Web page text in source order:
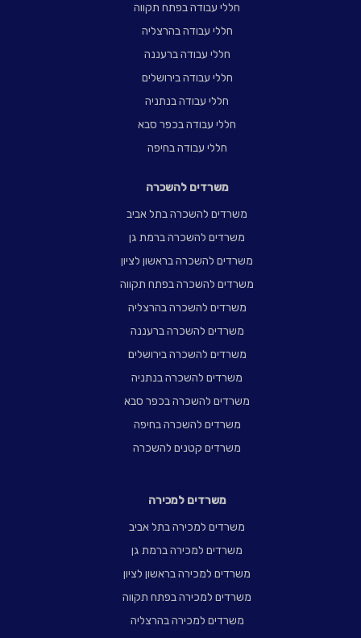
חללי עבודה בפתח תקווה
חללי עבודה בהרצליה
חללי עבודה ברעננה
חללי עבודה בירושלים
חללי עבודה בנתניה
חללי עבודה בכפר סבא
חללי עבודה בחיפה
משרדים להשכרה
משרדים להשכרה בתל אביב
משרדים להשכרה ברמת גן
משרדים להשכרה בראשון לציון
משרדים להשכרה בפתח תקווה
משרדים להשכרה בהרצליה
משרדים להשכרה ברעננה
משרדים להשכרה בירושלים
משרדים להשכרה בנתניה
משרדים להשכרה בכפר סבא
משרדים להשכרה בחיפה
משרדים קטנים להשכרה
משרדים למכירה
משרדים למכירה בתל אביב
משרדים למכירה ברמת גן
משרדים למכירה בראשון לציון
משרדים למכירה בפתח תקווה
משרדים למכירה בהרצליה